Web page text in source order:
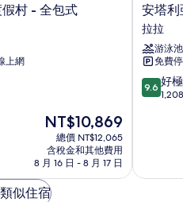
村 - 全包式
上網
現
價
格
為
NT$10,869
NT$10,869
總價 NT$12,065
含稅金和其他費用
8 月 16 日 - 8 月 17 日
安
塔
利
亞
拉
拉
康
假
安塔
拉拉
游泳池
免費
9.6
分，
極
9.6 好
似住宿